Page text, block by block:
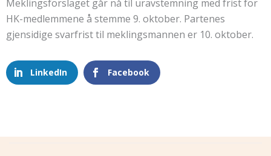
Meklingsforslaget går nå til uravstemning med frist for
HK-medlemmene å stemme 9. oktober. Partenes
gjensidige svarfrist til meklingsmannen er 10. oktober.
LinkedIn Facebook